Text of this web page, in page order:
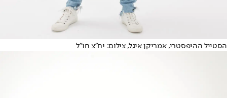
הסטייל ההיפסטרי, אמריקן איגל, צילום: יח"צ חו"ל